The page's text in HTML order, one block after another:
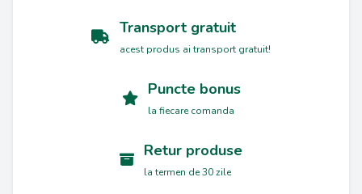
Transport gratuit
acest produs ai transport gratuit!
Puncte bonus
la fiecare comanda
Retur produse
la termen de 30 zile